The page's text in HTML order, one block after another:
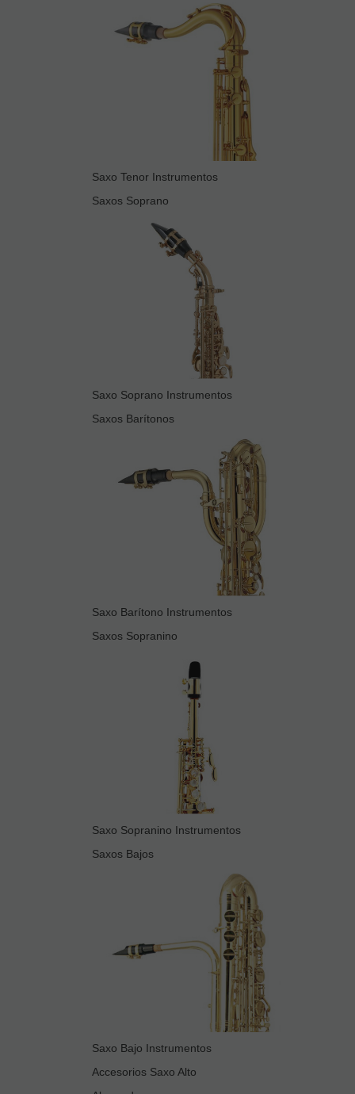
Saxo Tenor Instrumentos
Saxos Soprano
Saxo Soprano Instrumentos
Saxos Barítonos
Saxo Barítono Instrumentos
Saxos Sopranino
Saxo Sopranino Instrumentos
Saxos Bajos
Saxo Bajo Instrumentos
Accesorios Saxo Alto